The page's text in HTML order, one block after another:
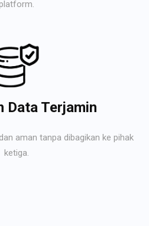
Data Terjamin
aman tanpa dibagikan ke pihak
ketiga.